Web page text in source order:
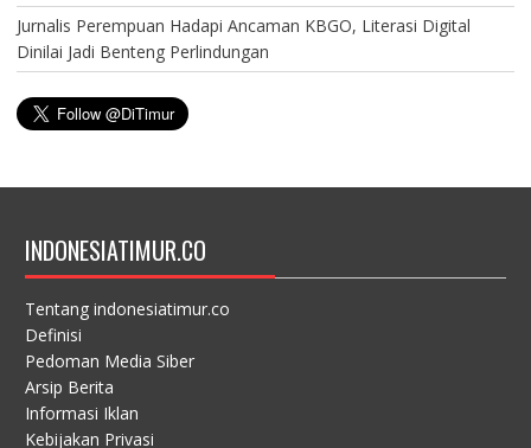
Jurnalis Perempuan Hadapi Ancaman KBGO, Literasi Digital
Dinilai Jadi Benteng Perlindungan
INDONESIATIMUR.CO
Tentang indonesiatimur.co
Definisi
Pedoman Media Siber
Arsip Berita
Informasi Iklan
Kebijakan Privasi